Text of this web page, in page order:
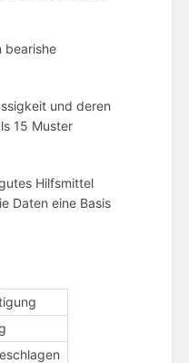
bearishe
und deren
15 Muster
Hilfsmittel
Daten eine Basis